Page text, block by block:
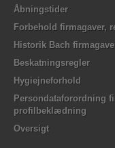
Åbningstider
Forbehold firmagaver,
Historik Bach
Beskatningsregler
Hygiejneforhold
Persondataforordning
profilbeklædning
Oversigt